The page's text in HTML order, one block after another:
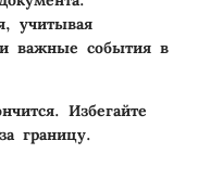
учитывая
важные события в
Избегайте
границу.